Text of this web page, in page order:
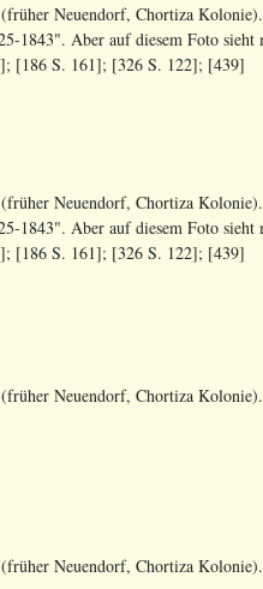
Neuendorf, Chortiza
1843". Aber auf diesem Foto
[186 S. 161]; [326 S. 122]; [439]
Neuendorf, Chortiza
1843". Aber auf diesem Foto
[186 S. 161]; [326 S. 122]; [439]
Neuendorf, Chortiza
Neuendorf, Chortiza